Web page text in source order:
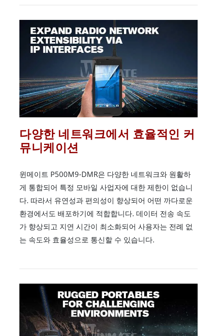
다양한 네트워크에서 효율적인 커
뮤니케이션
윈메이트 P500M9-DMR은 다양한 네트워크와 원활하
게 통합되어 특정 모바일 사업자에 대한 제한이 없습니
다. 따라서 유연성과 편의성이 향상되어 어떤 까다로운
환경에서도 배포하기에 적합합니다. 데이터 전송 속도
가 향상되고 지연 시간이 최소화되어 사용자는 전례 없
는 속도와 효율성으로 통신할 수 있습니다.